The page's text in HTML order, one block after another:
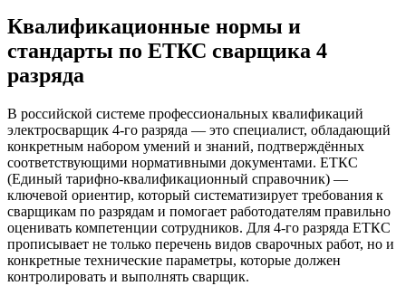
Квалификационные нормы и
стандарты по ЕТКС сварщика 4
разряда
В российской системе профессиональных квалификаций
электросварщик 4-го разряда — это специалист, обладающий
конкретным набором умений и знаний, подтверждённых
соответствующими нормативными документами. ЕТКС
(Единый тарифно-квалификационный справочник) —
ключевой ориентир, который систематизирует требования к
сварщикам по разрядам и помогает работодателям правильно
оценивать компетенции сотрудников. Для 4-го разряда ЕТКС
прописывает не только перечень видов сварочных работ, но и
конкретные технические параметры, которые должен
контролировать и выполнять сварщик.